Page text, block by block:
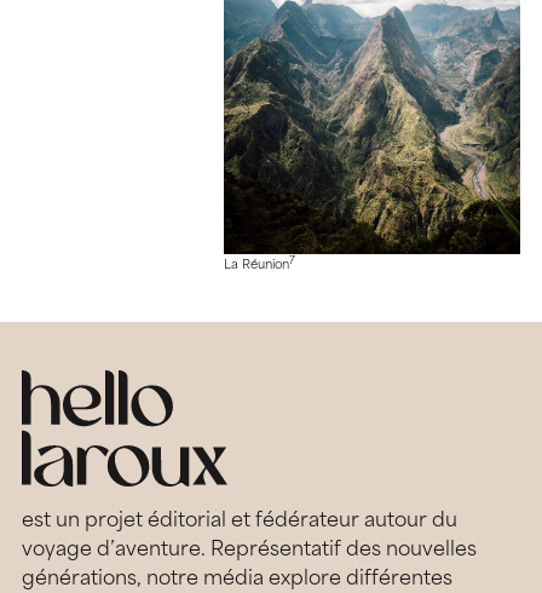
La Réunion7
est un projet éditorial et fédérateur autour du
voyage d’aventure. Représentatif des nouvelles
générations, notre média explore différentes